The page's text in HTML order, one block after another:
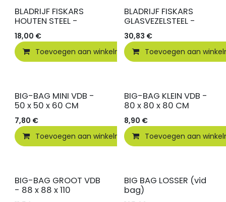
BLADRIJF FISKARS
HOUTEN STEEL -
18,00 €
Toevoegen aan winkelmandje
BLADRIJF FISKARS
GLASVEZELSTEEL -
30,83 €
Toevoegen aan
BIG-BAG MINI VDB -
50 x 50 x 60 CM
7,80 €
Toevoegen aan winkelmandje
BIG-BAG KLEIN VDB -
80 x 80 x 80 CM
8,90 €
Toevoegen aan
BIG-BAG GROOT VDB
- 88 x 88 x 110
BIG BAG LOSSER (vid
bag)